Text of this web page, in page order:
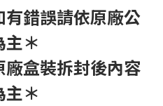
有錯誤請依原廠公
主＊
廠盒裝拆封後內容
主＊